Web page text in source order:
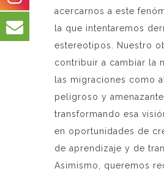
acercarnos a este
la que intentaremos
estereotipos. Nuestro
contribuir a cambiar la
las migraciones como
peligroso y amenazante,
transformando esa
en oportunidades de
de aprendizaje y de
Asimismo, queremos